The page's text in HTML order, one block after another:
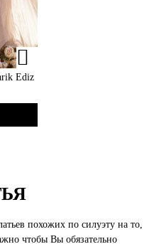
Ediz
похожих по силуэту на то,
чтобы Вы обязательно